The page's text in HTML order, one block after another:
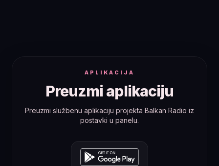
APLIKACIJA
Preuzmi aplikaciju
Preuzmi službenu aplikaciju projekta Balkan Radio iz
postavki u panelu.